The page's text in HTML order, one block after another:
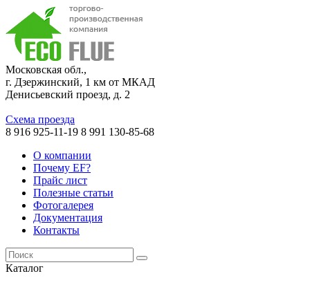
Московская обл.,
г. Дзержинский, 1 км от МКАД
Денисьевский проезд, д. 2
Схема проезда
8 916 925-11-19 8 991 130-85-68
О компании
Почему EF?
Прайс лист
Полезные статьи
Фотогалерея
Документация
Контакты
Каталог